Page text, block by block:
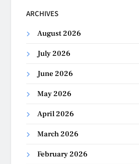
ARCHIVES
August 2026
July 2026
June 2026
May 2026
April 2026
March 2026
February 2026